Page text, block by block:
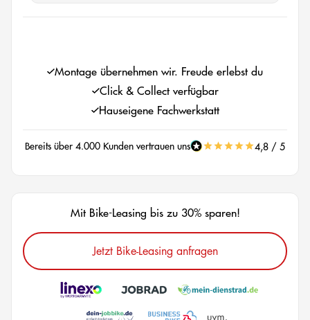
Montage übernehmen wir. Freude erlebst du
Click & Collect verfügbar
Hauseigene Fachwerkstatt
Bereits über 4.000 Kunden vertrauen uns 4,8 / 5
Mit Bike-Leasing bis zu 30% sparen!
Jetzt Bike-Leasing anfragen